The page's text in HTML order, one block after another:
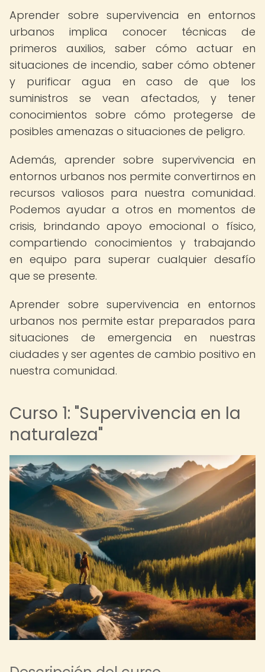
Aprender sobre supervivencia en entornos
urbanos implica conocer técnicas de
primeros auxilios, saber cómo actuar en
situaciones de incendio, saber cómo obtener
y purificar agua en caso de que los
suministros se vean afectados, y tener
conocimientos sobre cómo protegerse de
posibles amenazas o situaciones de peligro.
Además, aprender sobre supervivencia en
entornos urbanos nos permite convertirnos en
recursos valiosos para nuestra comunidad.
Podemos ayudar a otros en momentos de
crisis, brindando apoyo emocional o físico,
compartiendo conocimientos y trabajando
en equipo para superar cualquier desafío
que se presente.
Aprender sobre supervivencia en entornos
urbanos nos permite estar preparados para
situaciones de emergencia en nuestras
ciudades y ser agentes de cambio positivo en
nuestra comunidad.
Curso 1: "Supervivencia en la
naturaleza"